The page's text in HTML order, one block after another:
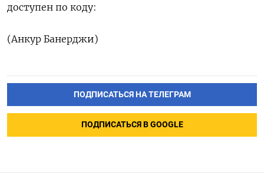
доступен по коду:
(Анкур Банерджи)
ПОДПИСАТЬСЯ НА ТЕЛЕГРАМ
ПОДПИСАТЬСЯ В GOOGLE